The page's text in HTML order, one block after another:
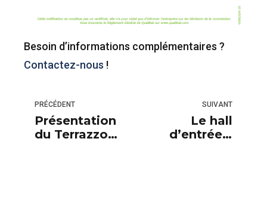
Besoin d’informations complémentaires ?
Contactez-nous !
PRÉCÉDENT
Présentation
du Terrazzo
SUIVANT
Le hall
d’entrée «